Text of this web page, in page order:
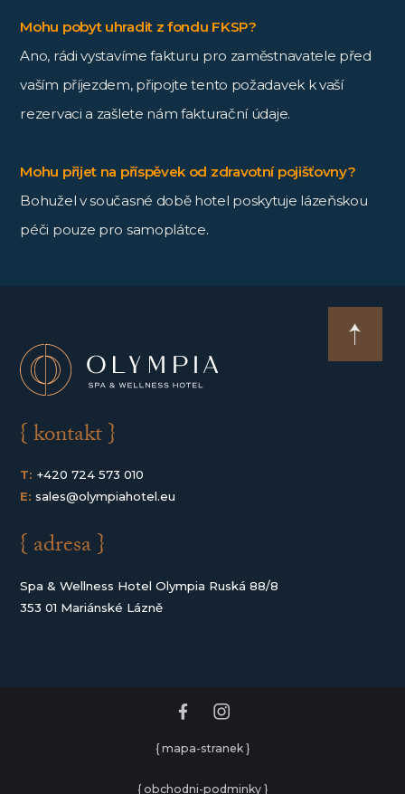
Mohu pobyt uhradit z fondu FKSP?
Ano, rádi vystavíme fakturu pro zaměstnavatele před
vaším příjezdem, připojte tento požadavek k vaší
rezervaci a zašlete nám fakturační údaje.
Mohu přijet na příspěvek od zdravotní pojišťovny?
Bohužel v současné době hotel poskytuje lázeňskou
péči pouze pro samoplátce.
{ kontakt }
T: +420 724 573 010
E: sales@olympiahotel.eu
{ adresa }
Spa & Wellness Hotel Olympia Ruská 88/8
353 01 Mariánské Lázně
{ mapa-stranek }
{ obchodni-podminky }